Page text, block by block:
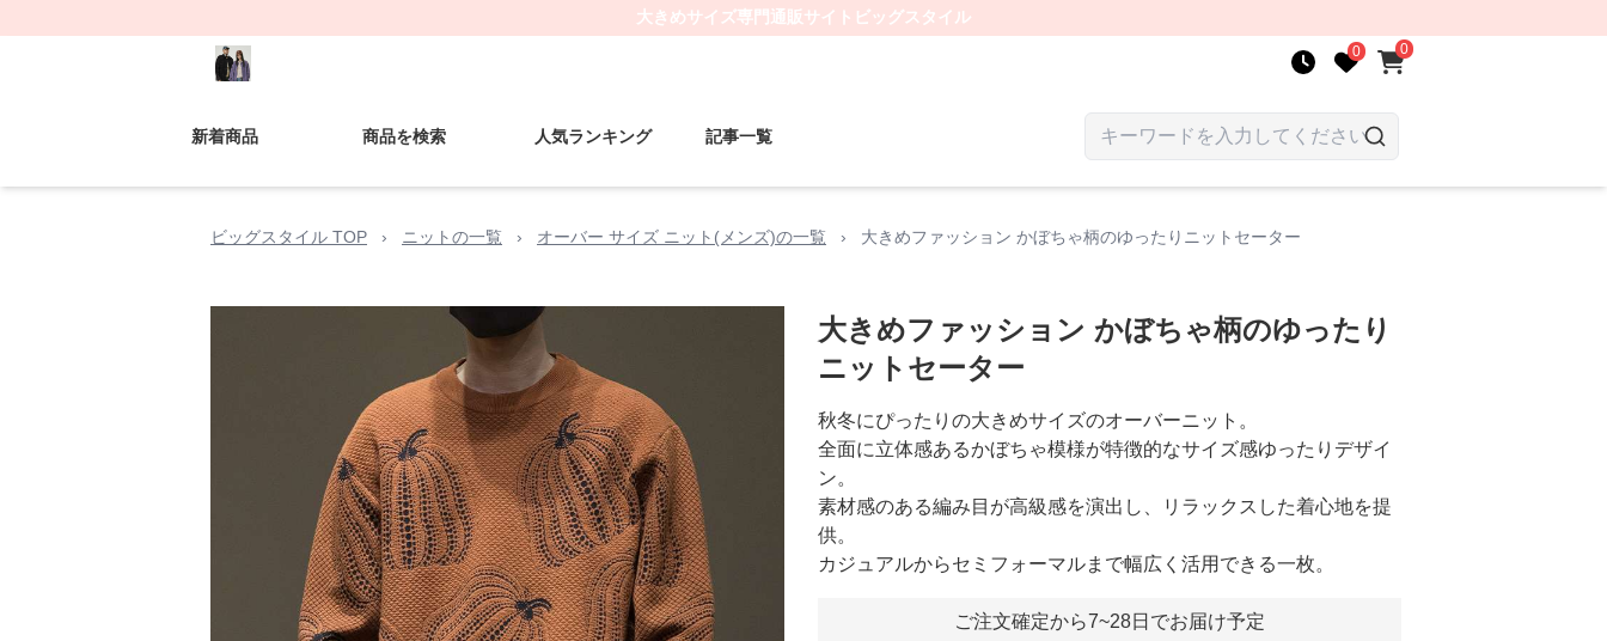
大きめサイズ専門通販サイト ビッグスタイル
0 0
新着商品 商品を検索 人気ランキング 記事一覧
ビッグスタイル TOP › ニットの一覧 › オーバー サイズ ニット(メンズ)の一覧 › 大きめファッション かぼちゃ柄のゆったりニットセーター
大きめファッション かぼちゃ柄のゆったり
ニットセーター
秋冬にぴったりの大きめサイズのオーバーニット。
全面に立体感あるかぼちゃ模様が特徴的なサイズ感ゆったりデザイ
ン。
素材感のある編み目が高級感を演出し、リラックスした着心地を提
供。
カジュアルからセミフォーマルまで幅広く活用できる一枚。
ご注文確定から7~28日でお届け予定